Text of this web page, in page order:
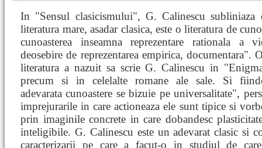
In "Sensul clasicismului", G. Calinescu subliniaza
literatura mare, asadar clasica, este o literatura de
cunoasterea inseamna reprezentare rationala a
deosebire de reprezentarea empirica, documentara".
literatura a nazuit sa scrie G. Calinescu in
precum si in celelalte romane ale sale. Si
adevarata cunoastere se bizuie pe universalitate",
imprejurarile in care actioneaza ele sunt tipice si
prin imaginile concrete in care dobandesc
inteligibile. G. Calinescu este un adevarat clasic si
caracterizarii pe care a facut-o in studiul de